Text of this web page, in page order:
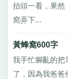
抬頭一看，果然
窩弄下...
黃蜂窩600字
我手忙腳亂的把
了，因為我爸爸